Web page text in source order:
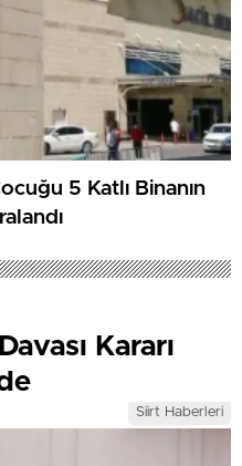
5 Katlı Binanın
Kararı
Siirt Haberleri